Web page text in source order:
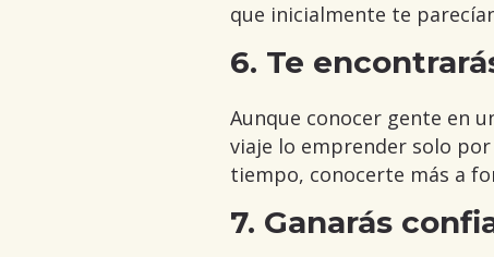
que inicialmente te
6. Te
Aunque conocer gente en
viaje lo emprender solo
tiempo, conocerte más a
7. Ganarás